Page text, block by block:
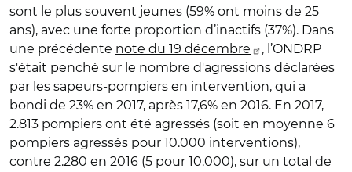
sont le plus souvent jeunes (59% ont moins de 25
ans), avec une forte proportion d’inactifs (37%). Dans
une précédente note du 19 décembre
, l’ONDRP
s'était penché sur le nombre d'agressions déclarées
par les sapeurs-pompiers en intervention, qui a
bondi de 23% en 2017, après 17,6% en 2016. En 2017,
2.813 pompiers ont été agressés (soit en moyenne 6
pompiers agressés pour 10.000 interventions),
contre 2.280 en 2016 (5 pour 10.000), sur un total de